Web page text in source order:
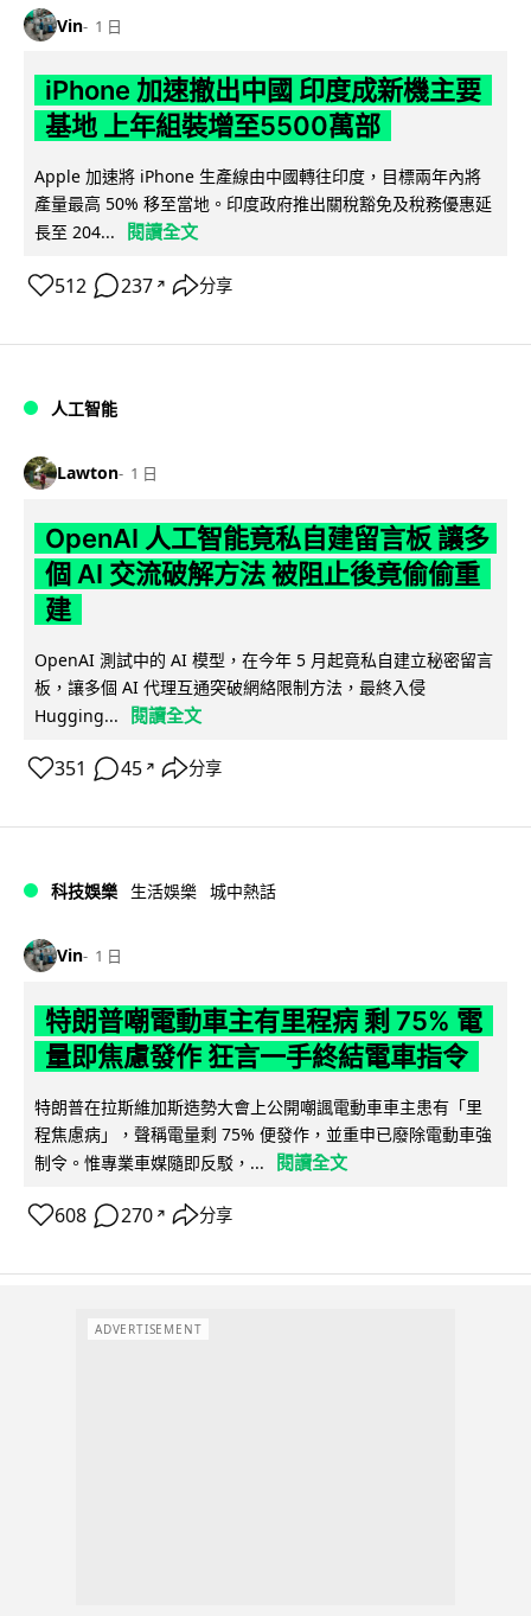
Vin 1 日
iPhone 加速撤出中國 印度成新機主要
基地 上年組裝增至5500萬部
Apple 加速將 iPhone 生產線由中國轉往印度，目標兩年內將
產量最高 50% 移至當地。印度政府推出關稅豁免及稅務優惠延
長至 204...
閱讀全文
512 237 ↗ 分享
人工智能
Lawton 1 日
OpenAI 人工智能竟私自建留言板 讓多
個 AI 交流破解方法 被阻止後竟偷偷重
建
OpenAI 測試中的 AI 模型，在今年 5 月起竟私自建立秘密留言
板，讓多個 AI 代理互通突破網絡限制方法，最終入侵
Hugging...
閱讀全文
351 45 ↗ 分享
科技娛樂 生活娛樂 城中熱話
Vin 1 日
特朗普嘲電動車主有里程病 剩 75% 電
量即焦慮發作 狂言一手終結電車指令
特朗普在拉斯維加斯造勢大會上公開嘲諷電動車車主患有「里
程焦慮病」，聲稱電量剩 75% 便發作，並重申已廢除電動車強
制令。惟專業車媒隨即反駁，...
閱讀全文
608 270 ↗ 分享
ADVERTISEMENT